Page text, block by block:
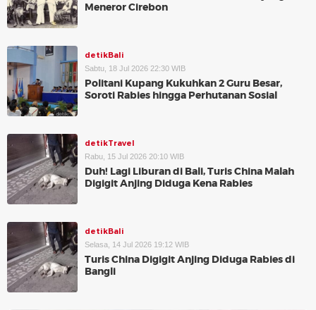
Meneror Cirebon
detikBali
Sabtu, 18 Jul 2026 22:30 WIB
Politani Kupang Kukuhkan 2 Guru Besar,
Soroti Rabies hingga Perhutanan Sosial
detikTravel
Rabu, 15 Jul 2026 20:10 WIB
Duh! Lagi Liburan di Bali, Turis China Malah
Digigit Anjing Diduga Kena Rabies
detikBali
Selasa, 14 Jul 2026 19:12 WIB
Turis China Digigit Anjing Diduga Rabies di
Bangli